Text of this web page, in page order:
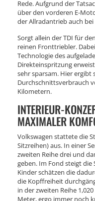
Rede. Aufgrund der
über den vorderen E-
der Allradantrieb auch
Sorgt allein der TDI für
reinen Fronttriebler.
Technologie des
Direkteinspritzung
sehr sparsam. Hier ergibt
Durchschnittsverbrauch
Kilometern.
INTERIEUR-
MAXIMALER
Volkswagen stattete die
Sitzreihen) aus. In einer
zweiten Reihe drei und
geben. Im Fond steigt
Kinder schätzen die
die Kopffreiheit
in der zweiten Reihe
Meter, ergo immer noch